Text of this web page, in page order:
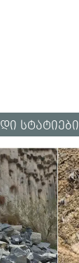
სტატიები